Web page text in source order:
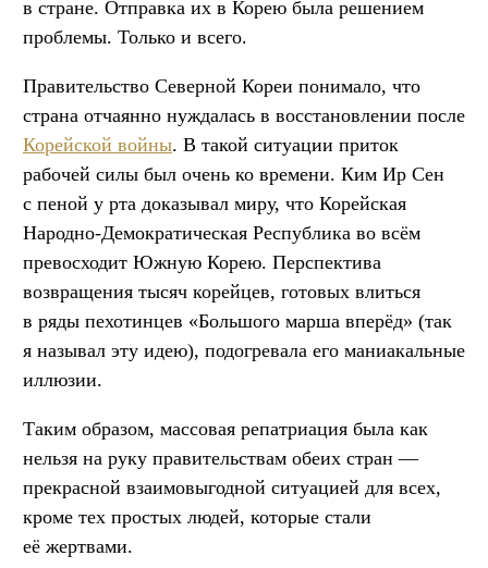
в стране. Отправка их в Корею была решением
проблемы. Только и всего.
Правительство Северной Кореи понимало, что
страна отчаянно нуждалась в восстановлении после
Корейской войны. В такой ситуации приток
рабочей силы был очень ко времени. Ким Ир Сен
с пеной у рта доказывал миру, что Корейская
Народно-Демократическая Республика во всём
превосходит Южную Корею. Перспектива
возвращения тысяч корейцев, готовых влиться
в ряды пехотинцев «Большого марша вперёд» (так
я называл эту идею), подогревала его маниакальные
иллюзии.
Таким образом, массовая репатриация была как
нельзя на руку правительствам обеих стран —
прекрасной взаимовыгодной ситуацией для всех,
кроме тех простых людей, которые стали
её жертвами.